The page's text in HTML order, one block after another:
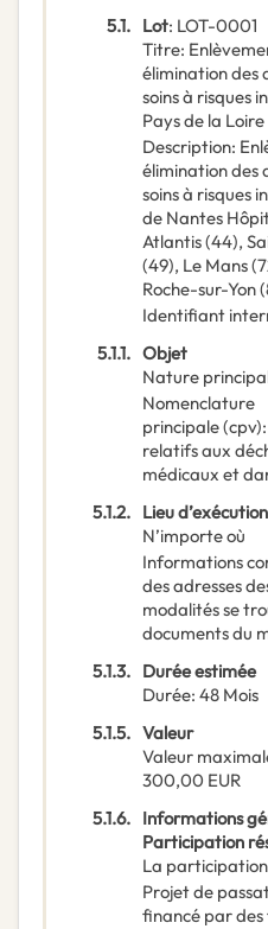
5.1. Lot: LOT-0001
Titre:
élimination des
soins à risques
Pays de la Loire
Description:
élimination des
soins à risques
de Nantes
Atlantis (44),
(49), Le Mans
Roche-sur-Yon
Identifiant
5.1.1. Objet
Nature
Nomenclature
principale(cpv):
relatifs aux
médicaux et
5.1.2. Lieu d’exécution
N’importe où
Informations
des adresses
modalités se
documents du
5.1.3. Durée estimée
Durée: 48 Mois
5.1.5. Valeur
Valeur
300,00 EUR
5.1.6. Informations
Participation
La participation
Projet de
financé par des